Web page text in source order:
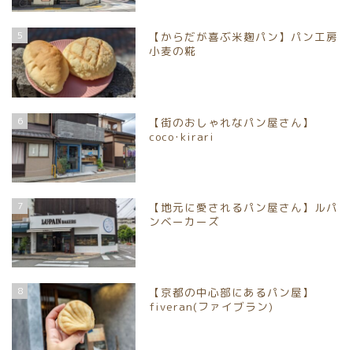
5
【からだが喜ぶ米麹パン】パン工房
小麦の糀
6
【街のおしゃれなパン屋さん】
coco･kirari
7
【地元に愛されるパン屋さん】ルパ
ンベーカーズ
8
【京都の中心部にあるパン屋】
fiveran(ファイブラン)